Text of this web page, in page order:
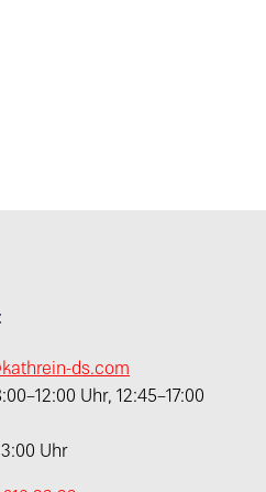
ds.com
Uhr, 12:45–17:00
Uhr